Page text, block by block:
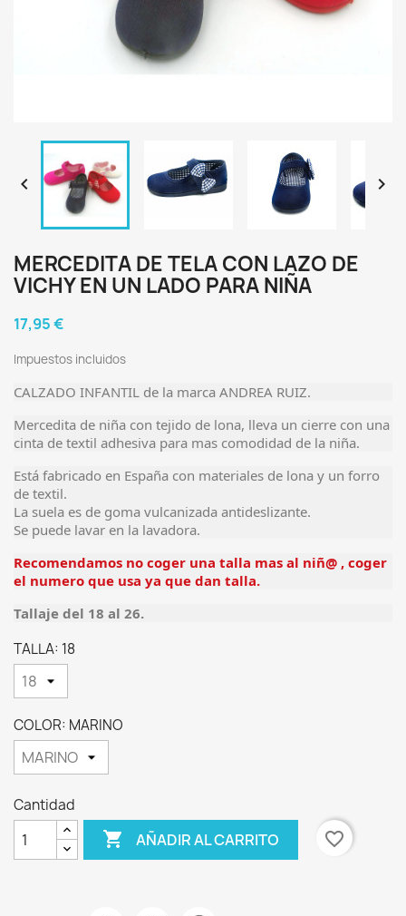
 
MERCEDITA DE TELA CON LAZO DE
VICHY EN UN LADO PARA NIÑA
17,95 €
Impuestos incluidos
CALZADO INFANTIL de la marca ANDREA RUIZ.
Mercedita de niña con tejido de lona, lleva un cierre con una
cinta de textil adhesiva para mas comodidad de la niña.
Está fabricado en España con materiales de lona y un forro
de textil.
La suela es de goma vulcanizada antideslizante.
Se puede lavar en la lavadora.
Recomendamos no coger una talla mas al niñ@ , coger
el numero que usa ya que dan talla.
Tallaje del 18 al 26.
TALLA: 18
COLOR: MARINO
Cantidad
 AÑADIR AL CARRITO favorite_border